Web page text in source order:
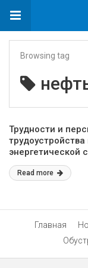
Browsing tag
Трудности и
энергетической
для эмигрантов
Read more
Главная